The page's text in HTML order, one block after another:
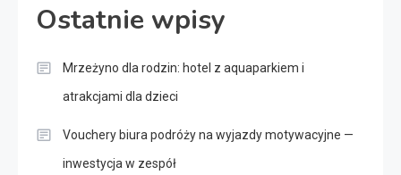
Ostatnie wpisy
Mrzeżyno dla rodzin: hotel z aquaparkiem i
atrakcjami dla dzieci
Vouchery biura podróży na wyjazdy motywacyjne —
inwestycja w zespół